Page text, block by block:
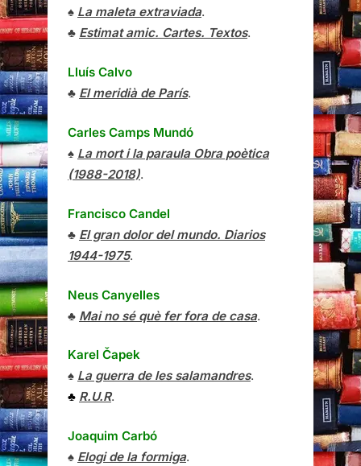
♠ La maleta extraviada.
♣ Estimat amic. Cartes. Textos.
Lluís Calvo
♣ El meridià de París.
Carles Camps Mundó
♠ La mort i la paraula Obra poètica
(1988-2018).
Francisco Candel
♣ El gran dolor del mundo. Diarios
1944-1975.
Neus Canyelles
♣ Mai no sé què fer fora de casa.
Karel Čapek
♠ La guerra de les salamandres.
♣ R.U.R.
Joaquim Carbó
♠ Elogi de la formiga.